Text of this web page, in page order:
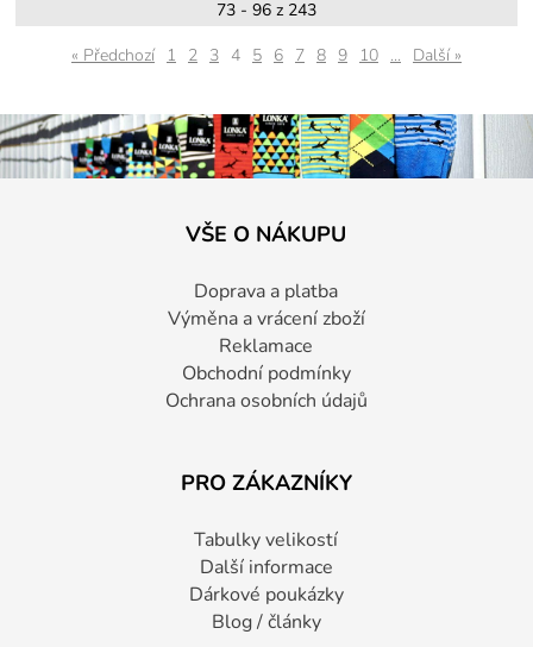
73 - 96 z 243
« Předchozí
1 2 3 4 5 6 7 8 9 10 ... Další »
VŠE O NÁKUPU
Doprava a platba
Výměna a vrácení zboží
Reklamace
Obchodní podmínky
Ochrana osobních údajů
PRO ZÁKAZNÍKY
Tabulky velikostí
Další informace
Dárkové poukázky
Blog / články